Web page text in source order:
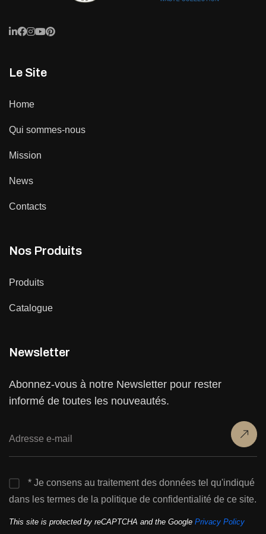
Le Site
Home
Qui sommes-nous
Mission
News
Contacts
Nos Produits
Produits
Catalogue
Newsletter
Abonnez-vous à notre Newsletter pour rester
informé de toutes les nouveautés.
* Je consens au traitement des données tel qu'indiqué
dans les termes de la politique de confidentialité de ce site.
This site is protected by reCAPTCHA and the Google Privacy Policy